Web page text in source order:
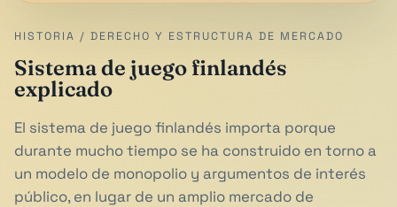
HISTORIA / DERECHO Y ESTRUCTURA DE MERCADO
Sistema de juego finlandés
explicado
El sistema de juego finlandés importa porque
durante mucho tiempo se ha construido en torno a
un modelo de monopolio y argumentos de interés
público, en lugar de un amplio mercado de